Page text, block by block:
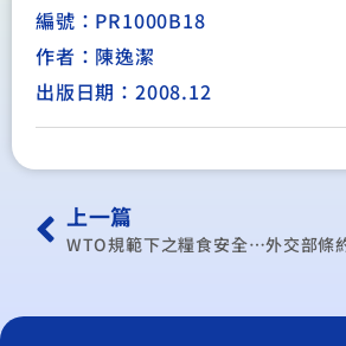
編號：PR1000B18
作者：陳逸潔
出版日期：2008.12
上一篇
WTO規範下之糧食安全體系